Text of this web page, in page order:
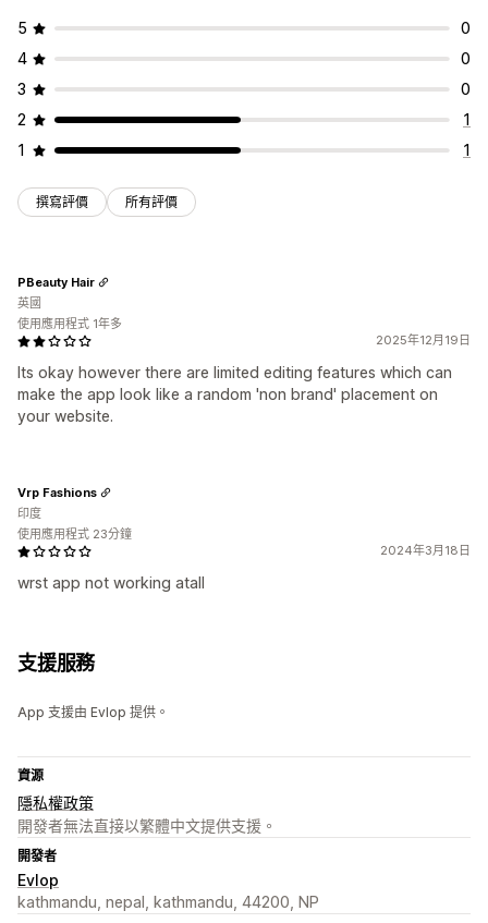
5
0
4
0
3
0
2
1
1
1
撰寫評價 所有評價
2025年12月19日
Its okay however there are limited editing features which can
make the app look like a random 'non brand' placement on
your website.
PBeauty Hair
英國
使用應用程式 1年多
2024年3月18日
wrst app not working atall
Vrp Fashions
印度
使用應用程式 23分鐘
支援服務
App 支援由 Evlop 提供。
資源
隱私權政策
開發者無法直接以繁體中文提供支援。
開發者
Evlop
kathmandu, nepal, kathmandu, 44200, NP